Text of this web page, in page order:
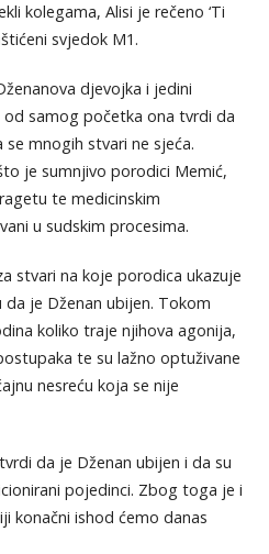
kolegama, Alisi je rečeno ‘Ti
svjedok M1.
djevojka i jedini
samog početka ona tvrdi da
mnogih stvari ne sjeća.
je sumnjivo porodici Memić,
te medicinskim
u sudskim procesima.
stvari na koje porodica ukazuje
je Dženan ubijen. Tokom
koliko traje njihova agonija,
te su lažno optuživane
nesreću koja se nije
da je Dženan ubijen i da su
pojedinci. Zbog toga je i
konačni ishod ćemo danas